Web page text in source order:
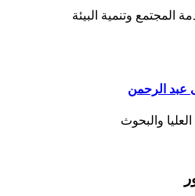
المجتمع وتنمية البيئة
عبد الرحمن
والبحوث